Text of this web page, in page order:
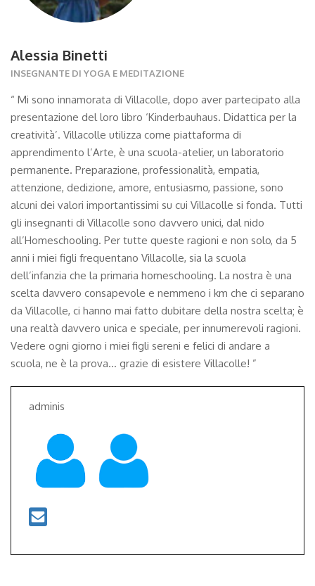
Alessia Binetti
INSEGNANTE DI YOGA E MEDITAZIONE
“ Mi sono innamorata di Villacolle, dopo aver partecipato alla
presentazione del loro libro ‘Kinderbauhaus. Didattica per la
creatività’. Villacolle utilizza come piattaforma di
apprendimento l’Arte, è una scuola-atelier, un laboratorio
permanente. Preparazione, professionalità, empatia,
attenzione, dedizione, amore, entusiasmo, passione, sono
alcuni dei valori importantissimi su cui Villacolle si fonda. Tutti
gli insegnanti di Villacolle sono davvero unici, dal nido
all’Homeschooling. Per tutte queste ragioni e non solo, da 5
anni i miei figli frequentano Villacolle, sia la scuola
dell’infanzia che la primaria homeschooling. La nostra è una
scelta davvero consapevole e nemmeno i km che ci separano
da Villacolle, ci hanno mai fatto dubitare della nostra scelta; è
una realtà davvero unica e speciale, per innumerevoli ragioni.
Vedere ogni giorno i miei figli sereni e felici di andare a
scuola, ne è la prova… grazie di esistere Villacolle! ”
adminis